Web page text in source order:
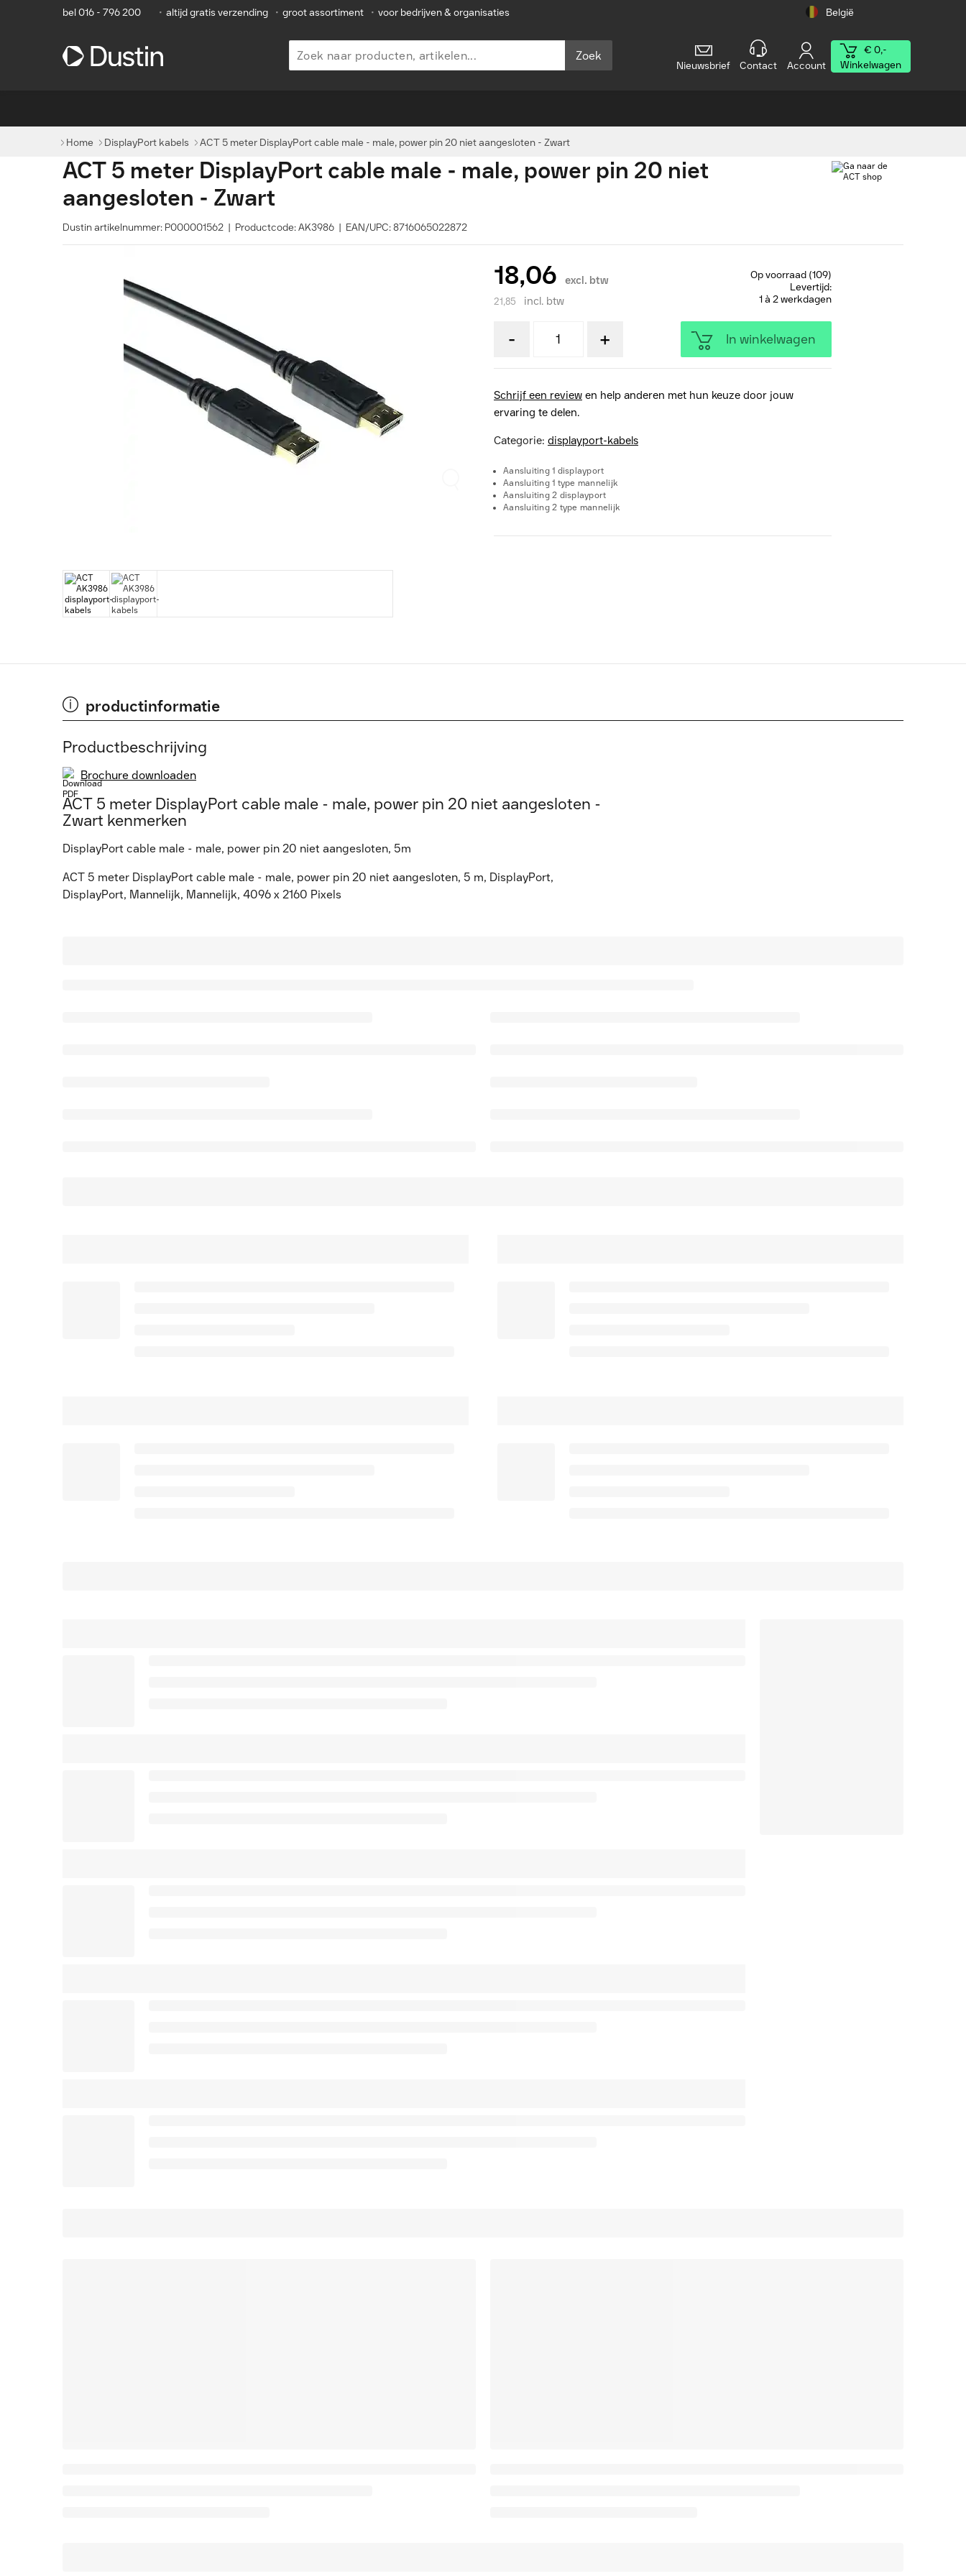
bel 016 - 796 200 • altijd gratis verzending • groot assortiment • voor bedrijven & organisaties België
Zoek
Nieuwsbrief Contact Account
€ 0,-
Winkelwagen
Home DisplayPort kabels ACT 5 meter DisplayPort cable male - male, power pin 20 niet aangesloten - Zwart
ACT 5 meter DisplayPort cable male - male, power pin 20 niet
aangesloten - Zwart
Dustin artikelnummer: P000001562 | Productcode: AK3986 | EAN/UPC: 8716065022872
18,06 excl. btw
21,85 incl. btw
Op voorraad (109)
Levertijd:
1 à 2 werkdagen
- + In winkelwagen
Schrijf een review en help anderen met hun keuze door jouw
ervaring te delen.
Categorie: displayport-kabels
Aansluiting 1 displayport
Aansluiting 1 type mannelijk
Aansluiting 2 displayport
Aansluiting 2 type mannelijk
productinformatie
Productbeschrijving
Brochure downloaden
ACT 5 meter DisplayPort cable male - male, power pin 20 niet aangesloten -
Zwart kenmerken
DisplayPort cable male - male, power pin 20 niet aangesloten, 5m
ACT 5 meter DisplayPort cable male - male, power pin 20 niet aangesloten, 5 m, DisplayPort,
DisplayPort, Mannelijk, Mannelijk, 4096 x 2160 Pixels